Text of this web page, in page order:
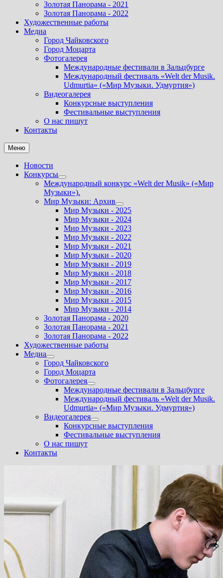
Золотая Панорама - 2021
Золотая Панорама - 2022
Художественные работы
Медиа
Город Чайковского
Город Моцарта
Фотогалерея
Международные фестивали в Зальцбурге
Международный фестиваль «Welt der Musik.
Udmurtia» («Мир Музыки. Удмуртия»)
Видеогалерея
Конкурсные выступления
Фестивальные выступления
О нас пишут
Контакты
Меню
Новости
Конкурсы
Показать
подменю
Международный конкурс «Welt der Musik» («Мир
Музыки»).
Мир Музыки: Архив
Показать
подменю
Мир Музыки - 2025
Мир Музыки - 2024
Мир Музыки - 2023
Мир Музыки - 2022
Мир Музыки - 2021
Мир Музыки - 2020
Мир Музыки - 2019
Мир Музыки - 2018
Мир Музыки - 2017
Мир Музыки - 2016
Мир Музыки - 2015
Мир Музыки - 2014
Золотая Панорама - 2020
Золотая Панорама - 2021
Золотая Панорама - 2022
Художественные работы
Медиа
Показать
подменю
Город Чайковского
Город Моцарта
Фотогалерея
Показать
подменю
Международные фестивали в Зальцбурге
Международный фестиваль «Welt der Musik.
Udmurtia» («Мир Музыки. Удмуртия»)
Видеогалерея
Показать
подменю
Конкурсные выступления
Фестивальные выступления
О нас пишут
Контакты